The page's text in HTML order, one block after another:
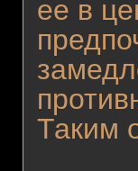
ее в
Таким